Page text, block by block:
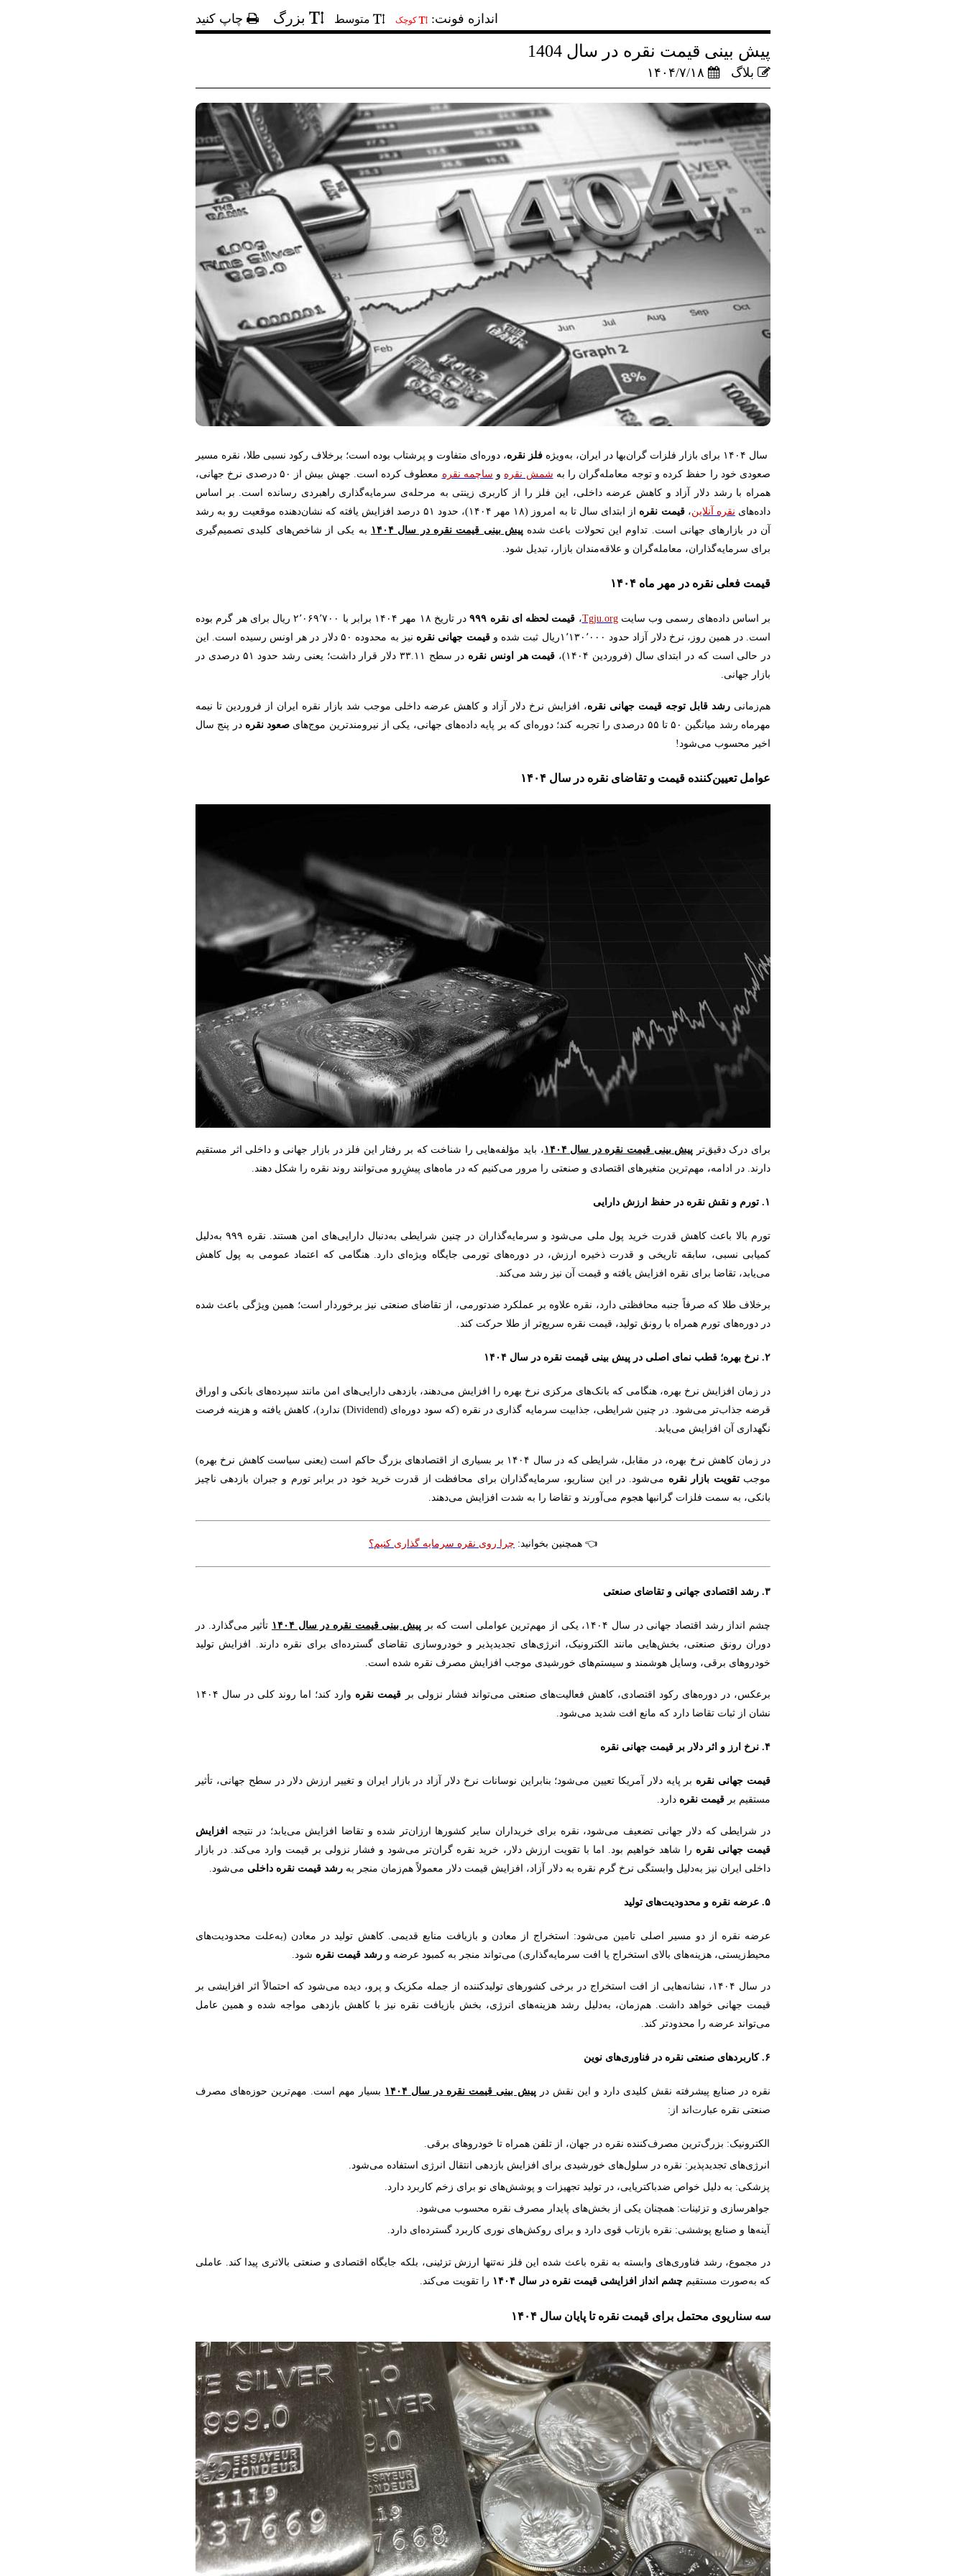
اندازه فونت: کوچک متوسط بزرگ چاپ کنید
پیش بینی قیمت نقره در سال 1404
بلاگ ۱۴۰۴/۷/۱۸
سال ۱۴۰۴ برای بازار فلزات گران‌بها در ایران، به‌ویژه فلز نقره، دوره‌ای متفاوت و پرشتاب بوده است؛ برخلاف رکود نسبی طلا، نقره مسیر
صعودی خود را حفظ کرده و توجه معامله‌گران را به شمش نقره و ساچمه نقره معطوف کرده است. جهش بیش از ۵۰ درصدی نرخ جهانی،
همراه با رشد دلار آزاد و کاهش عرضه داخلی، این فلز را از کاربری زینتی به مرحله‌ی سرمایه‌گذاری راهبردی رسانده است. بر اساس
داده‌های نقره آنلاین،قیمت نقره از ابتدای سال تا به امروز (۱۸ مهر ۱۴۰۴)، حدود ۵۱ درصد افزایش یافته که نشان‌دهنده موقعیت رو به رشد
آن در بازارهای جهانی است. تداوم این تحولات باعث شدهپیش ‌بینی قیمت نقره در سال۱۴۰۴ به یکی از شاخص‌های کلیدی تصمیم‌گیری
برای سرمایه‌گذاران، معامله‌گران و علاقه‌مندان بازار، تبدیل شود.
قیمت فعلی نقره در مهر ماه ۱۴۰۴
بر اساس داده‌های رسمی وب سایتTgju.org، قیمت لحظه ‌ای نقره ۹۹۹
در تاریخ ۱۸ مهر ۱۴۰۴ برابر با ۲٬۰۶۹٬۷۰۰ ریال برای هر گرم بوده
است. در همین روز، نرخ دلار آزاد حدود ۱٬۱۳۰٬۰۰۰ریال ثبت شده و
قیمت جهانی نقره
نیز به محدوده‌ ۵۰ دلار در هر اونس رسیده است. این
در حالی است که در ابتدای سال (فروردین ۱۴۰۴)،
قیمت هر اونس نقره
در سطح ۳۳.۱۱ دلار قرار داشت؛ یعنی رشد حدود ۵۱ درصدی در
بازار جهانی.
هم‌زمانی رشد قابل ‌توجه قیمت جهانی نقره، افزایش نرخ دلار آزاد و کاهش عرضه داخلی موجب شد بازار نقره ایران از فروردین تا نیمه‌
مهرماه رشد میانگین ۵۰تا ۵۵ درصدی را تجربه کند؛ دوره‌ای که بر پایه داده‌های جهانی، یکی از نیرومندترین موج‌های صعود نقره در پنج سال
اخیر محسوب می‌شود!
عوامل تعیین‌کننده قیمت و تقاضای نقره در سال ۱۴۰۴
برای درک دقیق‌تر پیش ‌بینی قیمت نقره در سال۱۴۰۴ ، باید مؤلفه‌هایی را شناخت که بر رفتار این فلز در بازار جهانی و داخلی اثر مستقیم
دارند. در ادامه، مهم‌ترین متغیرهای اقتصادی و صنعتی را مرور می‌کنیم که در ماه‌های پیشِ‌رو می‌توانند روند نقره را شکل دهند.
۱. تورم و نقش نقره در حفظ ارزش دارایی
تورم بالا باعث کاهش قدرت خرید پول ملی می‌شود و سرمایه‌گذاران در چنین شرایطی به‌دنبال دارایی‌های امن هستند. نقره ۹۹۹به‌دلیل
کمیابی نسبی، سابقه تاریخی و قدرت ذخیره ارزش، در دوره‌های تورمی جایگاه ویژه‌ای دارد. هنگامی که اعتماد عمومی به پول کاهش
می‌یابد، تقاضا برای نقره افزایش یافته و قیمت آن نیز رشد می‌کند.
برخلاف طلا که صرفاً جنبه محافظتی دارد، نقره علاوه بر عملکرد ضدتورمی، از تقاضای صنعتی نیز برخوردار است؛ همین ویژگی باعث شده
در دوره‌های تورم همراه با رونق تولید، قیمت نقره سریع‌تر از طلا حرکت کند.
۲. نرخ بهره؛ قطب ‌نمای اصلی در پیش ‌بینی قیمت نقره در سال ۱۴۰۴
در زمان افزایش نرخ بهره، هنگامی که بانک‌های مرکزی نرخ بهره را افزایش می‌دهند، بازدهی دارایی‌های امن مانند سپرده‌های بانکی و اوراق
قرضه جذاب‌تر می‌شود. در چنین شرایطی، جذابیت سرمایه‌ گذاری در نقره (که سود دوره‌ای (Dividend) ندارد)،کاهش یافته و هزینه فرصت
نگهداری آن افزایش می‌یابد.
در زمان کاهش نرخ بهره، در مقابل، شرایطی که در سال ۱۴۰۴ بر بسیاری از اقتصادهای بزرگ حاکم است (یعنی سیاست کاهش نرخ بهره)
موجبتقویت بازار نقره می‌شود. در این سناریو، سرمایه‌گذاران برای محافظت از قدرت خرید خود در برابر تورم و جبران بازدهی ناچیز
بانکی، به سمت فلزات گرانبها هجوم می‌آورند و تقاضا را به شدت افزایش می‌دهند.
👈 همچنین بخوانید: چرا روی نقره سرمایه گذاری کنیم؟
۳. رشد اقتصادی جهانی و تقاضای صنعتی
چشم ‌انداز رشد اقتصاد جهانی در سال ۱۴۰۴ ، یکی از مهم‌ترین عواملی است که بر پیش‌ بینی قیمت نقره در سال ۱۴۰۴ تأثیر می‌گذارد. در
دوران رونق صنعتی، بخش‌هایی مانند الکترونیک، انرژی‌های تجدیدپذیر و خودروسازی تقاضای گسترده‌ای برای نقره دارند. افزایش تولید
خودروهای برقی، وسایل هوشمند و سیستم‌های خورشیدی موجب افزایش مصرف نقره شده است.
برعکس، در دوره‌های رکود اقتصادی، کاهش فعالیت‌های صنعتی می‌تواند فشار نزولی بر قیمت نقره وارد کند؛ اما روند کلی در سال ۱۴۰۴
نشان از ثبات تقاضا دارد که مانع افت شدید می‌شود.
۴. نرخ ارز و اثر دلار بر قیمت جهانی نقره
قیمت جهانی نقره بر پایه دلار آمریکا تعیین می‌شود؛ بنابراین نوسانات نرخ دلار آزاد در بازار ایران و تغییر ارزش دلار در سطح جهانی، تأثیر
مستقیم بر قیمت نقره دارد.
در شرایطی که دلار جهانی تضعیف می‌شود، نقره برای خریداران سایر کشورها ارزان‌تر شده و تقاضا افزایش می‌یابد؛ در نتیجه
افزایش
قیمت جهانی نقره را شاهد خواهیم بود. اما با تقویت ارزش دلار، خرید نقره گران‌تر می‌شود و فشار نزولی بر قیمت وارد می‌کند. در بازار
داخلی ایران نیز به‌دلیل وابستگی نرخ گرم نقره به دلار آزاد، افزایش قیمت دلار معمولاً هم‌زمان منجر به رشد قیمت نقره داخلی می‌شود.
۵. عرضه نقره و محدودیت‌های تولید
عرضه نقره از دو مسیر اصلی تامین می‌شود: استخراج از معادن و بازیافت منابع قدیمی. کاهش تولید در معادن (به‌علت محدودیت‌های
محیط‌زیستی، هزینه‌های بالای استخراج یا افت سرمایه‌گذاری) می‌تواند منجر به کمبود عرضه و رشد قیمت نقره شود.
در سال ۱۴۰۴ ، نشانه‌هایی از افت استخراج در برخی کشورهای تولیدکننده از جمله مکزیک و پرو، دیده می‌شود که احتمالاً اثر افزایشی بر
قیمت جهانی خواهد داشت. هم‌زمان، به‌دلیل رشد هزینه‌های انرژی، بخش بازیافت نقره نیز با کاهش بازدهی مواجه شده و همین عامل
می‌تواند عرضه را محدودتر کند.
۶. کاربردهای صنعتی نقره در فناوری‌های نوین
نقره در صنایع پیشرفته نقش کلیدی دارد و این نقش درپیش ‌بینی قیمت نقره در سال ۱۴۰۴ بسیار مهم است. مهم‌ترین حوزه‌های مصرف
صنعتی نقره عبارت‌اند از:
الکترونیک: بزرگ‌ترین مصرف‌کننده نقره در جهان، از تلفن همراه تا خودروهای برقی.
انرژی‌های تجدیدپذیر: نقره در سلول‌های خورشیدی برای افزایش بازدهی انتقال انرژی استفاده می‌شود.
پزشکی: به دلیل خواص ضدباکتریایی، در تولید تجهیزات و پوشش‌های نو برای زخم کاربرد دارد.
جواهرسازی و تزئینات: همچنان یکی از بخش‌های پایدار مصرف نقره محسوب می‌شود.
آینه‌ها و صنایع پوششی: نقره بازتاب قوی دارد و برای روکش‌های نوری کاربرد گسترده‌ای دارد.
در مجموع، رشد فناوری‌های وابسته به نقره باعث شده این فلز نه‌تنها ارزش تزئینی، بلکه جایگاه اقتصادی و صنعتی بالاتری پیدا کند. عاملی
که به‌صورت مستقیم چشم ‌انداز افزایشی قیمت نقره در سال ۱۴۰۴ را تقویت می‌کند.
سه سناریوی محتمل برای قیمت نقره تا پایان سال ۱۴۰۴